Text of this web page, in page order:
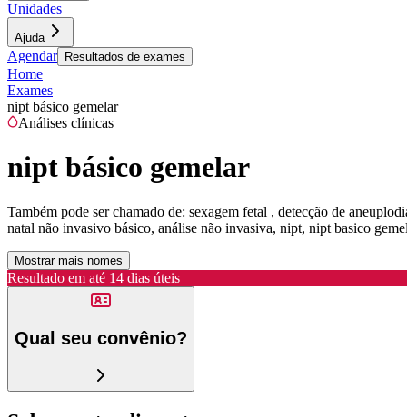
Unidades
Ajuda
Agendar Resultados de exames
Home
Exames
nipt básico gemelar
Análises clínicas
nipt básico gemelar
Também pode ser chamado de: sexagem fetal , detecção de
natal não invasivo básico, análise não invasiva, nipt, nipt basico
Mostrar mais nomes
Resultado em até 14 dias úteis
Qual seu convênio?